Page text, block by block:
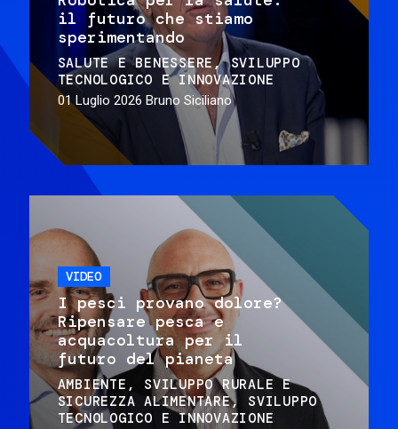
il futuro che stiamo
sperimentando
SALUTE E BENESSERE
SVILUPPO
TECNOLOGICO E INNOVAZIONE
01 Luglio 2026 Bruno Siciliano
VIDEO
I pesci provano dolore?
Ripensare pesca e
acquacoltura per il
futuro del pianeta
AMBIENTE
SVILUPPO RURALE E
SICUREZZA ALIMENTARE
SVILUPPO
TECNOLOGICO E INNOVAZIONE